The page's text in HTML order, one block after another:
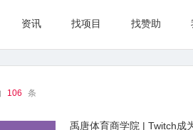
资讯 找项目 找赞助
106 条
禹唐体育商学院 | Twitch成